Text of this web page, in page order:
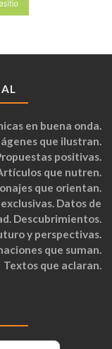
en buena onda.
que ilustran.
positivas.
que nutren.
que orientan.
Datos de
Descubrimientos.
y perspectivas.
que suman.
Textos que aclaran.